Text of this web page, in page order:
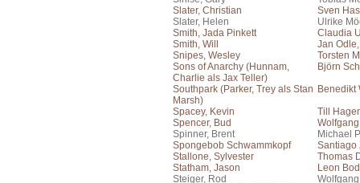
Slater, Christian
Sven
Slater, Helen
Ulrike
Smith, Jada Pinkett
Claudia
Smith, Will
Jan
Snipes, Wesley
Torsten
Sons of Anarchy (Hunnam,
Charlie als Jax Teller)
Björn
Southpark (Parker, Trey als Stan
Marsh)
Benedikt
Spacey, Kevin
Till
Spencer, Bud
Spinner, Brent
Michael
Spongebob Schwammkopf
Santiago
Stallone, Sylvester
Thomas
Statham, Jason
Leon
Steiger, Rod